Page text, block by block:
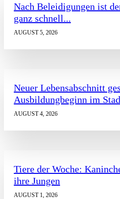
Nach Beleidigungen ist
ganz schnell...
AUGUST 5, 2026
Neuer Lebensabschnitt
Ausbildungbeginn im
AUGUST 4, 2026
Tiere der Woche:
ihre Jungen
AUGUST 1, 2026